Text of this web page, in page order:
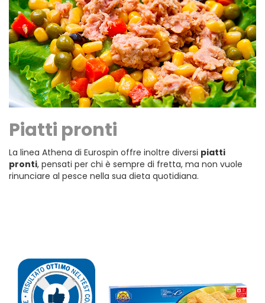
Piatti pronti
La linea Athena di Eurospin offre inoltre diversi piatti
pronti, pensati per chi è sempre di fretta, ma non vuole
rinunciare al pesce nella sua dieta quotidiana.